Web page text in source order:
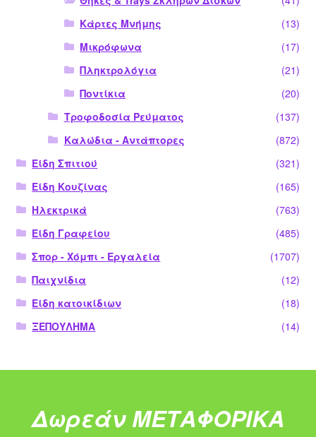
Κάρτες Μνήμης
(13)
Μικρόφωνα
(17)
Πληκτρολόγια
(21)
Ποντίκια
(20)
Τροφοδοσία Ρεύματος
(137)
Καλώδια - Αντάπτορες
(872)
Είδη Σπιτιού
(321)
Είδη Κουζίνας
(165)
Ηλεκτρικά
(763)
Είδη Γραφείου
(485)
Σπορ - Χόμπι - Εργαλεία
(1707)
Παιχνίδια
(12)
Είδη κατοικίδιων
(18)
ΞΕΠΟΥΛΗΜΑ
(14)
Δωρεάν ΜΕΤΑΦΟΡΙΚΑ